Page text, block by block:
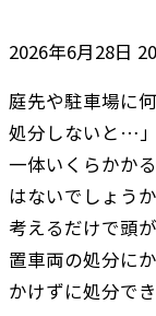
2026年6月28日 最
更
新
日
時
:
庭先や駐車場に
処分しないと…
一体いくらかか
はないでしょう
考えるだけで頭
置車両の処分に
かけずに処分で